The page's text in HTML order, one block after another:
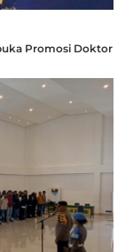
Promosi Doktor